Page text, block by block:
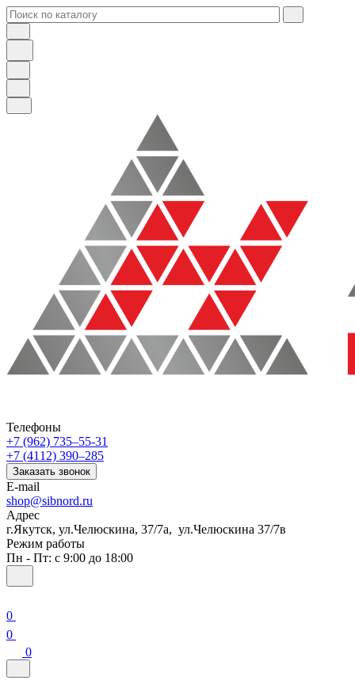
Телефоны
+7 (962) 735‒55-31
+7 (4112) 390‒285
Заказать звонок
E-mail
shop@sibnord.ru
Адрес
​г.Якутск, ул.Челюскина, 37/7а, ул.Челюскина 37/7в
Режим работы
Пн - Пт: с 9:00 до 18:00
0
0
0